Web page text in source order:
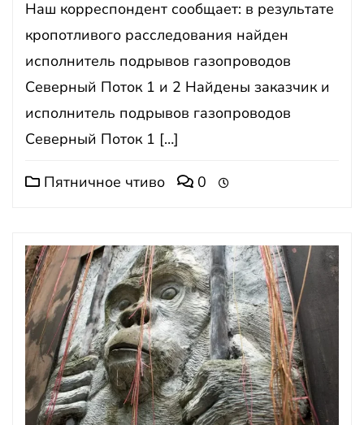
Наш корреспондент сообщает: в результате
кропотливого расследования найден
исполнитель подрывов газопроводов
Северный Поток 1 и 2 Найдены заказчик и
исполнитель подрывов газопроводов
Северный Поток 1 […]
Пятничное чтиво 0